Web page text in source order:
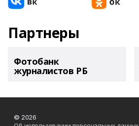
Партнеры
Фотобанк
журналистов РБ
© 2026